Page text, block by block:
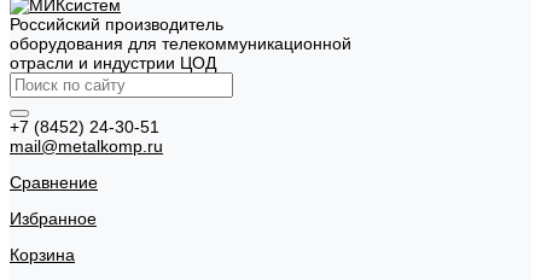
Российский производитель
оборудования для телекоммуникационной
отрасли и индустрии ЦОД
+7 (8452) 24-30-51
mail@metalkomp.ru
Сравнение
Избранное
Корзина